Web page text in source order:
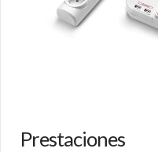
Prestaciones